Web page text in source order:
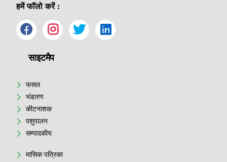
हमें फॉलो करें :
साइटमैप
फसल
भंडारण
कीटनाशक
पशुपालन
सम्पादकीय
मासिक पत्रिका